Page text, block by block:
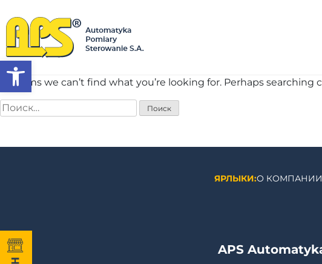
Открыть панель инструментов
It seems we can’t find what you’re looking for. Perhaps searching
ЯРЛЫКИ:О КОМПАНИИ
APS